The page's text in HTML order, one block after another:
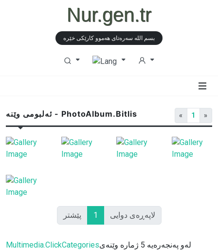
Nur.gen.tr
بسم الله سەرەتای هەموو كارێكی خێرە
ئەلبومی وێنە - PhotoAlbum.Bitlis « 1 »
پێشتر 1 لاپەڕەی دوایی
Multimedia.ClickCategoriesلەو پەنجەرەیە 5 ژمارە وێنەی